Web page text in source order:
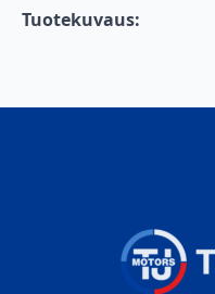
Tuotekuvaus: